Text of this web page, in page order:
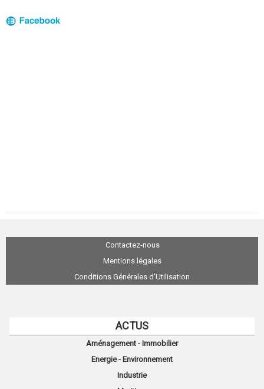
Contactez-nous
Mentions légales
Conditions Générales d'Utilisation
ACTUS
Aménagement - Immobilier
Energie - Environnement
Industrie